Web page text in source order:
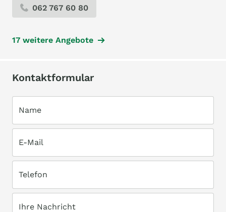
062 767 60 80
17 weitere Angebote
Kontaktformular
Name
E-Mail
Telefon
Ihre Nachricht